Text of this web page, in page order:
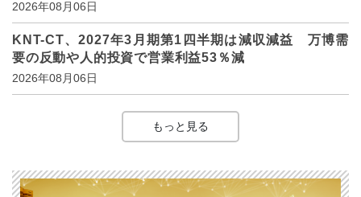
2026年08月06日
KNT-CT、2027年3月期第1四半期は減収減益 万博需
要の反動や人的投資で営業利益53％減
2026年08月06日
もっと見る